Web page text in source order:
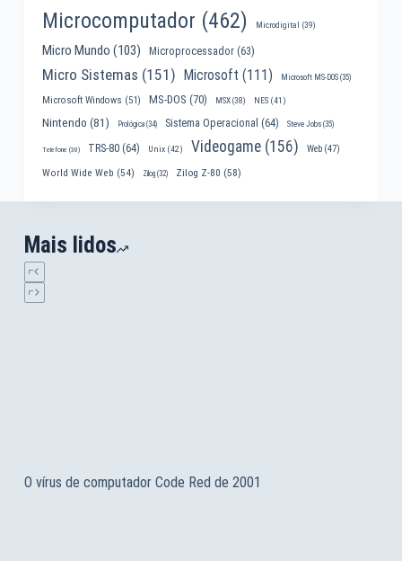
Microcomputador (462) Microdigital (39)
Micro Mundo (103) Microprocessador(63)
Micro Sistemas (151) Microsoft (111) Microsoft MS-DOS(35)
Microsoft Windows (51) MS-DOS (70) MSX(38) NES(41)
Nintendo (81) Prológica(34) Sistema Operacional (64) Steve Jobs(35)
Telefone (30) TRS-80(64) Unix(42) Videogame(156) Web(47)
World Wide Web (54) Zilog(32) Zilog Z-80 (58)
Mais lidos
O vírus de computador Code Red de 2001